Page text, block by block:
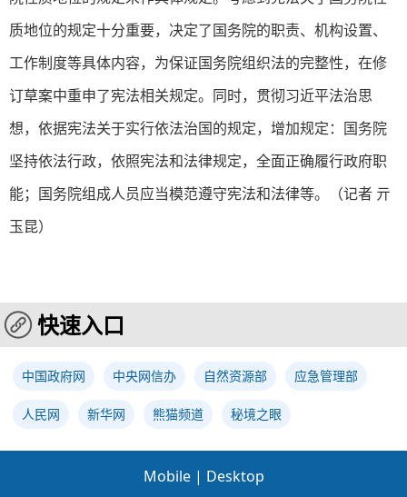
质地位的规定十分重要，决定了国务院的职责、机构设置、
工作制度等具体内容，为保证国务院组织法的完整性，在修
订草案中重申了宪法相关规定。同时，贯彻习近平法治思
想，依据宪法关于实行依法治国的规定，增加规定：国务院
坚持依法行政，依照宪法和法律规定，全面正确履行政府职
能；国务院组成人员应当模范遵守宪法和法律等。（记者 亓
玉昆）
快速入口
中国政府网 中央网信办 自然资源部 应急管理部
人民网 新华网 熊猫频道 秘境之眼
Mobile | Desktop